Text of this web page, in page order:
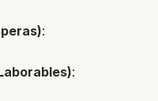
:
: